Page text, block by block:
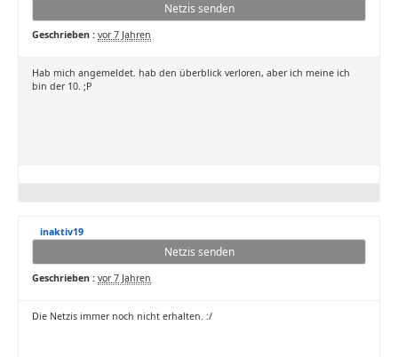
Netzis senden
Geschrieben : vor 7 Jahren
Hab mich angemeldet. hab den überblick verloren, aber ich meine ich
bin der 10. ;P
inaktiv19
Netzis senden
Geschrieben : vor 7 Jahren
Die Netzis immer noch nicht erhalten. :/